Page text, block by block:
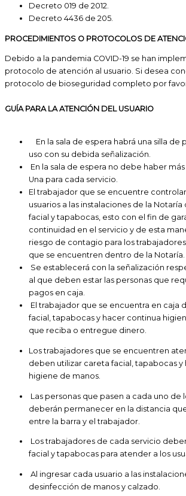
Decreto 019 de 2012.
Decreto 4436 de 205.
PROCEDIMIENTOS O PROTOCOLOS DE
Debido a la pandemia COVID-19 se han
protocolo de atención al usuario. Si desea
protocolo de bioseguridad completo por
GUÍA PARA LA ATENCIÓN DEL USUARIO
En la sala de espera habrá una silla de
uso con su debida señalización.
En la sala de espera no debe haber
Una para cada servicio.
El trabajador que se encuentre
usuarios a las instalaciones de la
facial y tapabocas, esto con el fin de
continuidad en el servicio y de esta
riesgo de contagio para los
que se encuentren dentro de la Notaría.
Se establecerá con la señalización
al que deben estar las personas que
pagos en caja.
El trabajador que se encuentra en caja
facial, tapabocas y hacer continua
que reciba o entregue dinero.
Los trabajadores que se encuentren
deben utilizar careta facial, tapabocas y
higiene de manos.
Las personas que pasen a cada uno de
deberán permanecer en la distancia
entre la barra y el trabajador.
Los trabajadores de cada servicio
facial y tapabocas para atender a los
Al ingresar cada usuario a las
desinfección de manos y calzado.